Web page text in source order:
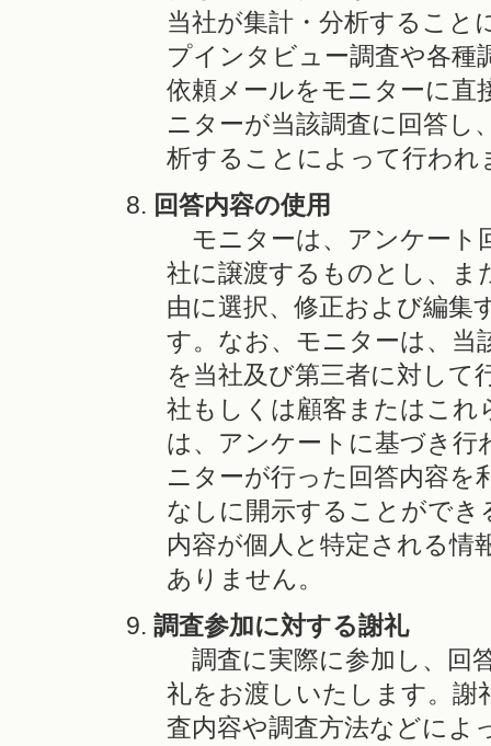
当社が集計・分析すること
プインタビュー調査や各種
依頼メールをモニターに直
ニターが当該調査に回答し
析することによって行われ
回答内容の使用
モニターは、アンケート
社に譲渡するものとし、ま
由に選択、修正および編集
す。なお、モニターは、当
を当社及び第三者に対して
社もしくは顧客またはこ
は、アンケートに基づき
ニターが行った回答内容を
なしに開示することがで
内容が個人と特定される情
ありません。
調査参加に対する謝礼
調査に実際に参加し、回
礼をお渡しいたします。謝
査内容や調査方法などによ